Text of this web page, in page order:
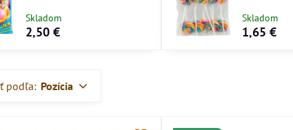
Skladom
2,50 €
Skladom
1,65 €
podľa: Pozícia